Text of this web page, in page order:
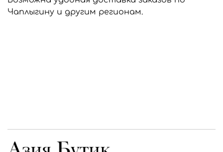
Чаплыгину и другим регионам.